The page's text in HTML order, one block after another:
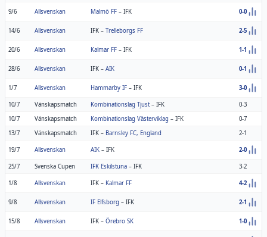
9/6 Allsvenskan Malmö FF– IFK 0-0
14/6 Allsvenskan IFK– Trelleborgs FF 2-5
20/6 Allsvenskan Kalmar FF– IFK 1-1
28/6 Allsvenskan IFK– AIK 0-1
1/7 Allsvenskan Hammarby IF– IFK 3-0
10/7 Vänskapsmatch Kombinationslag Tjust– IFK
0-3
10/7
Vänskapsmatch Kombinationslag Västerviklag – IFK
0-7
13/7
Vänskapsmatch IFK– Barnsley FC, England 2-1
19/7 Allsvenskan AIK– IFK 2-0
25/7 Svenska Cupen IFK Eskilstuna– IFK 3-2
1/8 Allsvenskan IFK– Kalmar FF 4-2
9/8 Allsvenskan IF Elfsborg – IFK 2-1
15/8 Allsvenskan IFK– Örebro SK 1-0